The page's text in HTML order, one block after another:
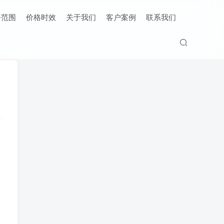
围 价格时效 关于我们 客户案例 联系我们